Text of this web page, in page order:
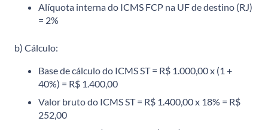
Alíquota interna do ICMS FCP na UF de destino (RJ)
= 2%
b) Cálculo:
Base de cálculo do ICMS ST = R$ 1.000,00 x (1 +
40%) = R$ 1.400,00
Valor bruto do ICMS ST = R$ 1.400,00 x 18% = R$
252,00